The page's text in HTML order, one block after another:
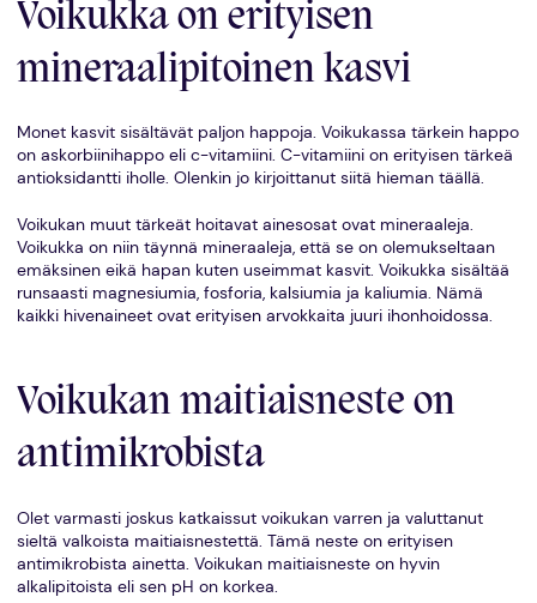
Voikukka on erityisen
mineraalipitoinen kasvi
Monet kasvit sisältävät paljon happoja. Voikukassa tärkein happo
on askorbiinihappo eli c-vitamiini. C-vitamiini on erityisen tärkeä
antioksidantti iholle. Olenkin jo kirjoittanut siitä hieman täällä.
Voikukan muut tärkeät hoitavat ainesosat ovat mineraaleja.
Voikukka on niin täynnä mineraaleja, että se on olemukseltaan
emäksinen eikä hapan kuten useimmat kasvit. Voikukka sisältää
runsaasti magnesiumia, fosforia, kalsiumia ja kaliumia. Nämä
kaikki hivenaineet ovat erityisen arvokkaita juuri ihonhoidossa.
Voikukan maitiaisneste on
antimikrobista
Olet varmasti joskus katkaissut voikukan varren ja valuttanut
sieltä valkoista maitiaisnestettä. Tämä neste on erityisen
antimikrobista ainetta. Voikukan maitiaisneste on hyvin
alkalipitoista eli sen pH on korkea.